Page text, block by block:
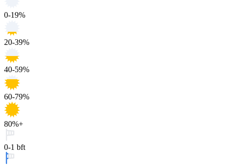
0-19%
20-39%
40-59%
60-79%
80%+
0-1 bft